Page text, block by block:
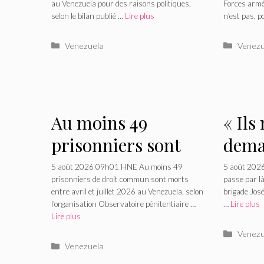
politiques au
Venezuela
au Venezuela pour des raisons politiques,
selon le bilan publié … Lire plus
Catégories
Venezuela
Forces
n’est pas,
Au moins 49
prisonniers sont
morts entre avril et
juillet au Venezuela
5 août 2026 09h01 HNE Au moins 49
prisonniers de droit commun sont morts
entre avril et juillet 2026 au Venezuela, selon
l'organisation Observatoire pénitentiaire …
Lire plus
Catégories
Venezuela
« Ils
ou
à la
5 août
passe par
brigade
… Lire plus